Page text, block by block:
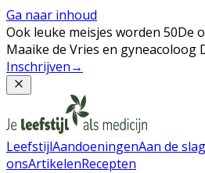
Ga naar inhoud
Ook leuke meisjes worden 50De
Maaike de Vries en gyneacoloog
Inschrijven→
LeefstijlAandoeningenAan de slag
onsArtikelenRecepten